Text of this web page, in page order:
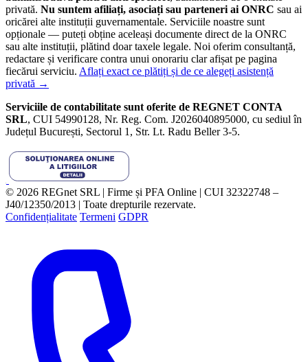
privată. Nu suntem afiliați, asociați sau parteneri ai ONRC sau ai
oricărei alte instituții guvernamentale. Serviciile noastre sunt
opționale — puteți obține aceleași documente direct de la ONRC
sau alte instituții, plătind doar taxele legale. Noi oferim consultanță,
redactare și verificare contra unui onorariu clar afișat pe pagina
fiecărui serviciu. Aflați exact ce plătiți și de ce alegeți asistență
privată →
Serviciile de contabilitate sunt oferite de REGNET CONTA
SRL, CUI 54990128, Nr. Reg. Com. J2026040895000, cu sediul în
Județul București, Sectorul 1, Str. Lt. Radu Beller 3-5.
© 2026 REGnet SRL | Firme și PFA Online | CUI 32322748 –
J40/12350/2013 | Toate drepturile rezervate.
Confidențialitate Termeni GDPR